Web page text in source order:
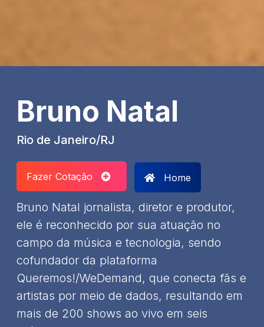
Bruno Natal
Rio de Janeiro/RJ
Fazer Cotação Home
​Bruno Natal jornalista, diretor e produtor,
ele é reconhecido por sua atuação no
campo da música e tecnologia, sendo
cofundador da plataforma
Queremos!/WeDemand, que conecta fãs e
artistas por meio de dados, resultando em
mais de 200 shows ao vivo em seis